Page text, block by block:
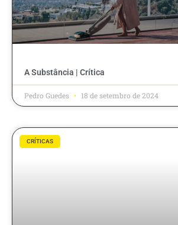
A Substância | Crítica
Pedro Guedes 18 de setembro de 2024
CRÍTICAS